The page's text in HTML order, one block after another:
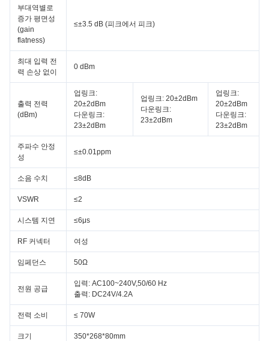
부대역별로
증가 평면성
(gain
flatness)
≤±3.5 dB (피크에서 피크)
최대 입력 전
력 손상 없이
0 dBm
출력 전력
(dBm)
업링크:
20±2dBm
다운링크:
23±2dBm
업링크: 20±2dBm
다운링크:
23±2dBm
업링크:
20±2dBm
다운링크:
23±2dBm
주파수 안정
성
≤±0.01ppm
소음 수치 ≤8dB
VSWR ≤2
시스템 지연 ≤6μs
RF 커넥터 여성
임페던스 50Ω
전원 공급
입력: AC100~240V,50/60 Hz
출력: DC24V/4.2A
전력 소비 ≤ 70W
크기 350*268*80mm